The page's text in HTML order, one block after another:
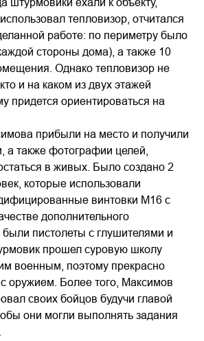
тепловизор, отчитался
работе: по периметру было
стороны дома), а также 10
Однако тепловизор не
и на каком из двух этажей
придется ориентироваться на
прибыли на место и получили
а также фотографии целей,
в живых. Было создано 2
которые использовали
винтовки M16 с
дополнительного
пистолеты с глушителями и
прошел суровую школу
военным, поэтому прекрасно
оружием. Более того, Максимов
своих бойцов будучи главой
они могли выполнять задания